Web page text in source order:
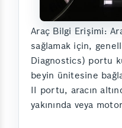
Araç Bilgi Erişimi:
sağlamak için,
Diagnostics) portu
beyin ünitesine
II portu, aracın
yakınında veya